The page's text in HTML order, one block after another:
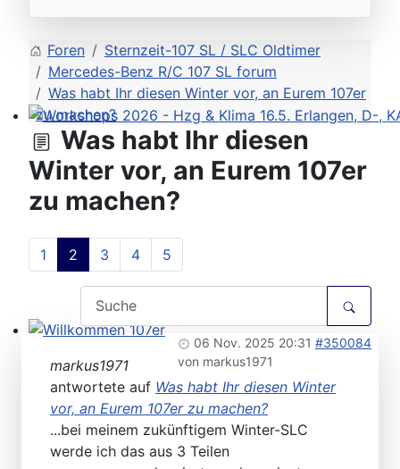
Workshops 2026 - Hzg & Klima 16.5. Erlangen, D-,
Foren
Sternzeit-107 SL / SLC Oldtimer
Mercedes-Benz R/C 107 SL forum
Was habt Ihr diesen Winter vor, an Eurem 107er
zu machen?
Was habt Ihr diesen
Winter vor, an Eurem 107er
zu machen?
1 2 3 4 5
06 Nov. 2025 20:31 #350084
von markus1971
markus1971
antwortete auf Was habt Ihr diesen Winter
vor, an Eurem 107er zu machen?
...bei meinem zukünftigem Winter-SLC
werde ich das aus 3 Teilen